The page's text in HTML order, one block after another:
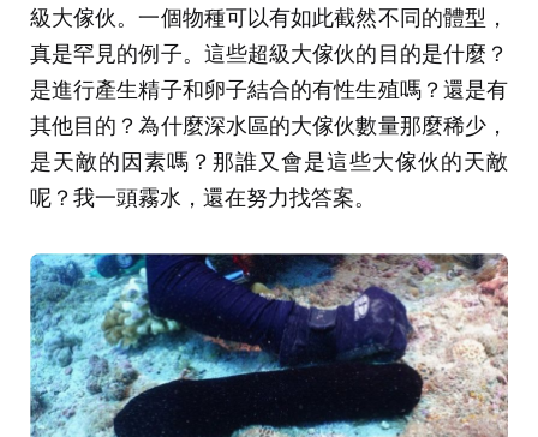
級大傢伙。一個物種可以有如此截然不同的體型，
真是罕見的例子。這些超級大傢伙的目的是什麼？
是進行產生精子和卵子結合的有性生殖嗎？還是有
其他目的？為什麼深水區的大傢伙數量那麼稀少，
是天敵的因素嗎？那誰又會是這些大傢伙的天敵
呢？我一頭霧水，還在努力找答案。